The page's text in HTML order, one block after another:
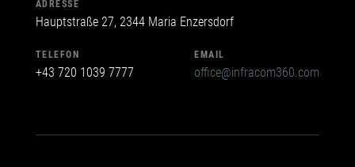
ADRESSE
Hauptstraße 27, 2344 Maria Enzersdorf
TELEFON
+43 720 1039 7777
EMAIL
office@infracom360.com